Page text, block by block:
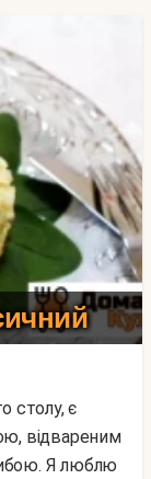
відвареним
Я люблю